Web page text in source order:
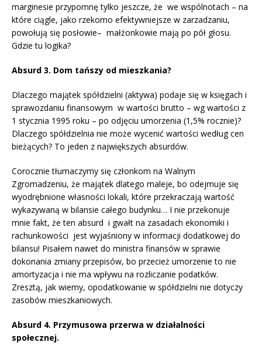
marginesie przypomnę tylko jeszcze, że we wspólnotach – na
które ciągle, jako rzekomo efektywniejsze w zarzadzaniu,
powołują się posłowie– małżonkowie mają po pół głosu.
Gdzie tu logika?
Absurd 3. Dom tańszy od mieszkania?
Dlaczego majątek spółdzielni (aktywa) podaje się w księgach i
sprawozdaniu finansowym w wartości brutto – wg wartości z
1 stycznia 1995 roku – po odjęciu umorzenia (1,5% rocznie)?
Dlaczego spółdzielnia nie może wycenić wartości według cen
bieżących? To jeden z największych absurdów.
Corocznie tłumaczymy się członkom na Walnym
Zgromadzeniu, że majątek dlatego maleje, bo odejmuje się
wyodrębnione własności lokali, które przekraczają wartość
wykazywaną w bilansie całego budynku… I nie przekonuje
mnie fakt, że ten absurd i gwałt na zasadach ekonomiki i
rachunkowości jest wyjaśniony w informacji dodatkowej do
bilansu! Pisałem nawet do ministra finansów w sprawie
dokonania zmiany przepisów, bo przecież umorzenie to nie
amortyzacja i nie ma wpływu na rozliczanie podatków.
Zresztą, jak wiemy, opodatkowanie w spółdzielni nie dotyczy
zasobów mieszkaniowych.
Absurd 4. Przymusowa przerwa w działalności
społecznej.